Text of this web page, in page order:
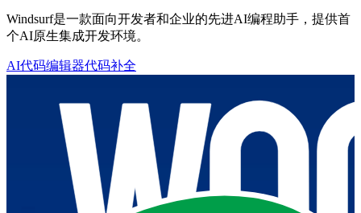
Windsurf是一款面向开发者和企业的先进AI编程助手，提供首
个AI原生集成开发环境。
AI代码编辑器代码补全